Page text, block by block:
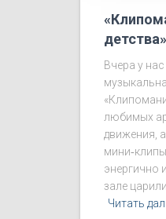
Вчера у
любимых
движения,
энергично
зале
Читать